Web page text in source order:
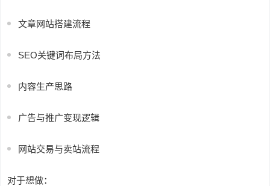
文章网站搭建流程
SEO关键词布局方法
内容生产思路
广告与推广变现逻辑
网站交易与卖站流程
对于想做：